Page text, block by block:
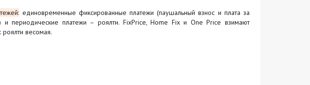
единовременные фиксированные платежи (паушальный взнос и плата за
периодические платежи – роялти. FixPrice, Home Fix и One Price взимают
весомая.